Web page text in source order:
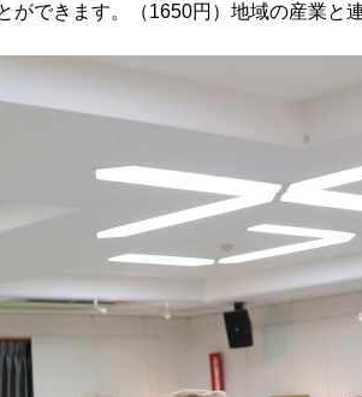
できます。（1650円）地域の産業と